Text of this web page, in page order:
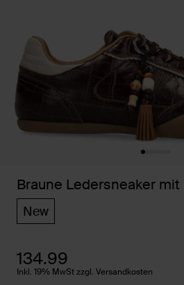
Braune Ledersneaker
New
134.99
Inkl. 19% MwSt zzgl. Versandkosten